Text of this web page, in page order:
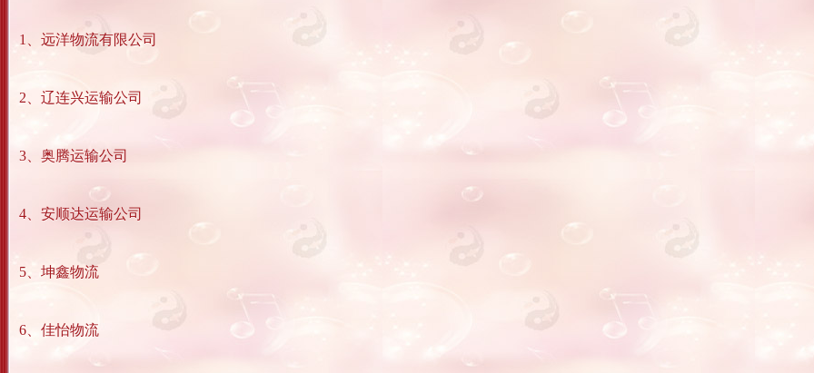
1、远洋物流有限公司
2、辽连兴运输公司
3、奥腾运输公司
4、安顺达运输公司
5、坤鑫物流
6、佳怡物流